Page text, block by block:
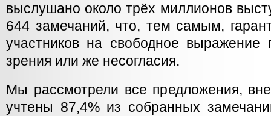
выслушано около трёх миллионов
644 замечаний, что, тем самым,
участников на свободное выражение
зрения или же несогласия.
Мы рассмотрели все предложения,
учтены 87,4% из собранных